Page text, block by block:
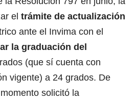
el trámite de actualización
ante el Invima con el
la graduación del
(que sí cuenta con
vigente) a 24 grados. De
solicitó la